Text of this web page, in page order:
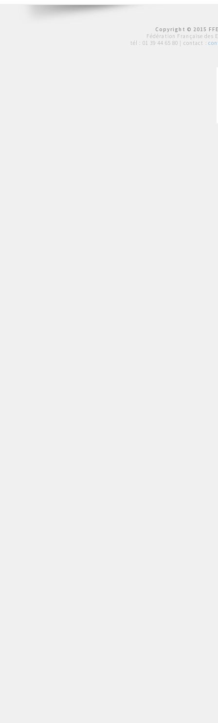
Copyright © 2015
Fédération Française des
tél : 01 39 44 65 80 | contact :